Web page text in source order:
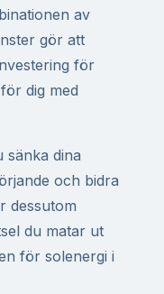
av
gör att
för
dig med
sänka dina
och bidra
dessutom
du matar ut
för solenergi i